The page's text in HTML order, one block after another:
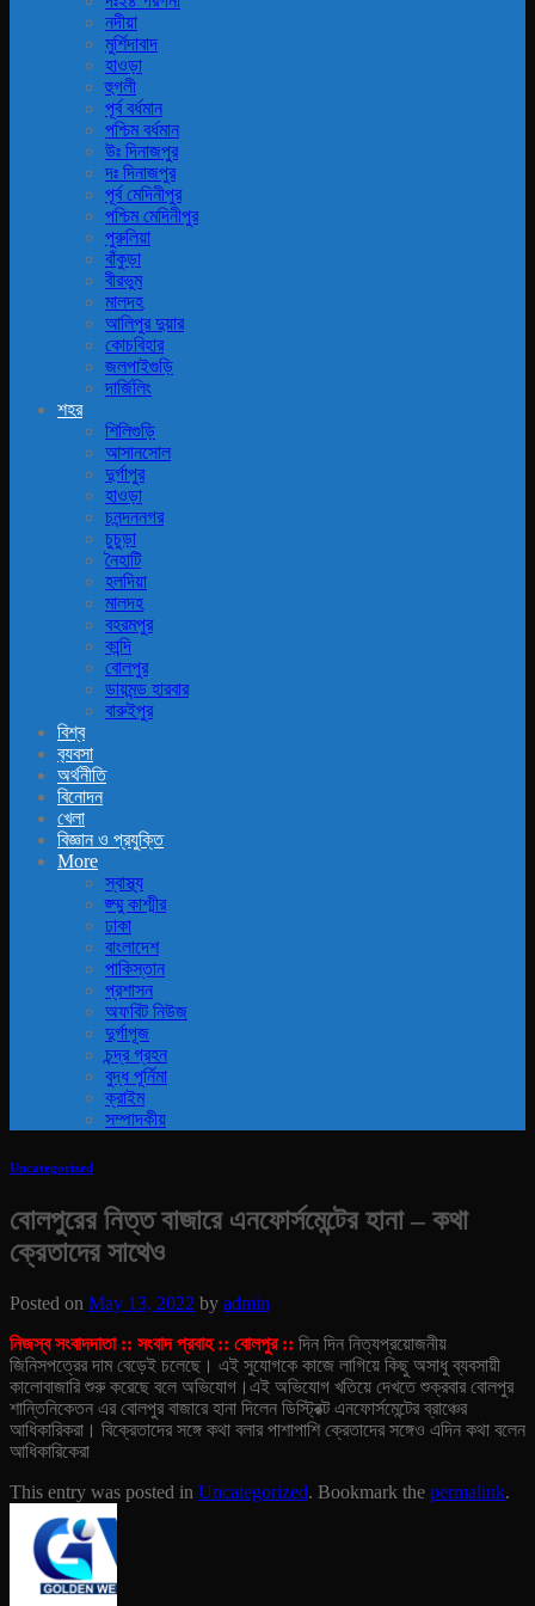
নদীয়া
মুর্শিদাবাদ
হাওড়া
হুগলী
পূর্ব বর্ধমান
পশ্চিম বর্ধমান
উঃ দিনাজপুর
দঃ দিনাজপুর
পূর্ব মেদিনীপুর
পশ্চিম মেদিনীপুর
পুরুলিয়া
বাঁকুড়া
বীরভুম
মালদহ
আলিপুর দুয়ার
কোচবিহার
জলপাইগুড়ি
দার্জিলিং
শহর
শিলিগুড়ি
আসানসোল
দুর্গাপুর
হাওড়া
চনন্দননগর
চুচুড়া
নৈহাটি
হলদিয়া
মালদহ
বহরমপুর
কান্দি
বোলপুর
ডায়মন্ড হারবার
বারুইপুর
বিশ্ব
ব‍্যবসা
অর্থনীতি
বিনোদন
খেলা
বিজ্ঞান ও প্রযুক্তি
More
স্বাস্থ্য
জ্ম্মু কাশ্মীর
ঢাকা
বাংলাদেশ
পাকিস্তান
প্রশাসন
অফবিট নিউজ
দুর্গাপূজ
চন্দ্র গ্রহন
বুদ্ধ পূর্নিমা
ক্রাইম
সম্পাদকীয়
Uncategorized
বোলপুরের নিত্ত বাজারে এনফোর্সমেন্টের হানা – কথা
ক্রেতাদের সাথেও
Posted on May 13, 2022 by admin
নিজস্ব সংবাদদাতা :: সংবাদ প্রবাহ :: বোলপুর :: দিন দিন নিত্যপ্রয়োজনীয়
জিনিসপত্রের দাম বেড়েই চলেছে। এই সুযোগকে কাজে লাগিয়ে কিছু অসাধু ব্যবসায়ী
কালোবাজারি শুরু করেছে বলে অভিযোগ। এই অভিযোগ খতিয়ে দেখতে শুক্রবার বোলপুর
শান্তিনিকেতন এর বোলপুর বাজারে হানা দিলেন ডিস্ট্রিক্ট এনফোর্সমেন্টের ব্রাঞ্চের
আধিকারিকরা। বিক্রেতাদের সঙ্গে কথা বলার পাশাপাশি ক্রেতাদের সঙ্গেও এদিন কথা বলেন
আধিকারিকেরা
This entry was posted in Uncategorized. Bookmark the permalink.